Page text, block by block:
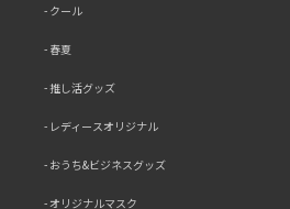
クール
春夏
推し活グッズ
レディースオリジナル
おうち&ビジネスグッズ
オリジナルマスク